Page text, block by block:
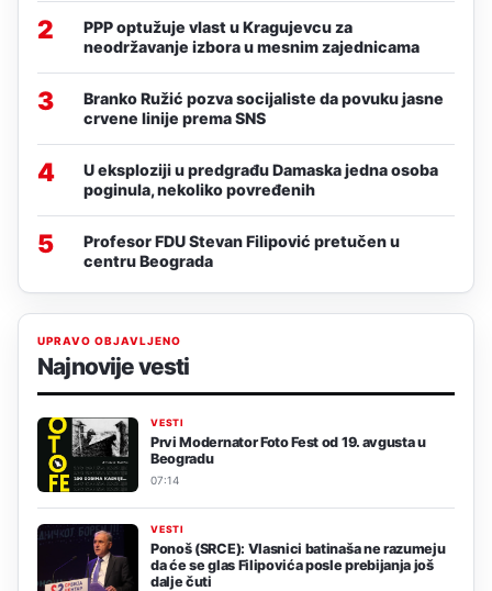
2
PPP optužuje vlast u Kragujevcu za
neodržavanje izbora u mesnim zajednicama
3
Branko Ružić pozva socijaliste da povuku jasne
crvene linije prema SNS
4
U eksploziji u predgrađu Damaska jedna osoba
poginula, nekoliko povređenih
5
Profesor FDU Stevan Filipović pretučen u
centru Beograda
UPRAVO OBJAVLJENO
Najnovije vesti
VESTI
Prvi Modernator Foto Fest od 19. avgusta u
Beogradu
07:14
VESTI
Ponoš (SRCE): Vlasnici batinaša ne razumeju
da će se glas Filipovića posle prebijanja još
dalje čuti